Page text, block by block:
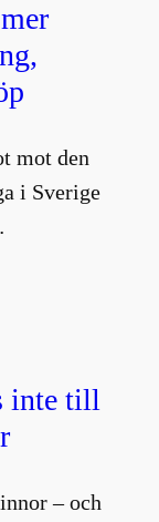
mot den
i Sverige
inte till
– och